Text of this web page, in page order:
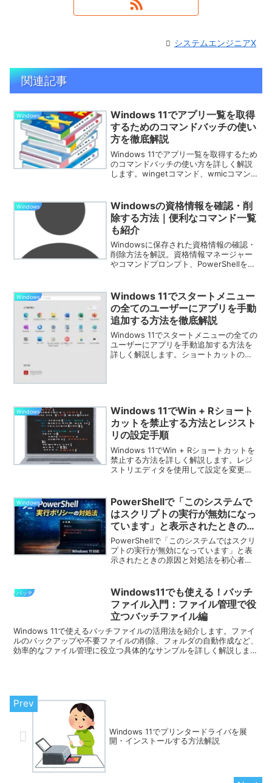
システムエンジニアX
関連記事
Windows
Windows 11でアプリ一覧を取得
するためのコマンドバッチの使い
方を徹底解説
Windows 11でアプリ一覧を取得するため
のコマンドバッチの使い方を詳しく解説
します。wingetコマンド、wmicコマン
ているアプリを確認する手順を説明しま
す。
Windows
Windowsの資格情報を確認・削
除する方法｜便利なコマンド一覧
も紹介
Windowsに保存された資格情報の確認・
削除方法を解説。資格情報マネージャー
やコマンドプロンプト、PowerShellを活
Windows
Windows 11でスタートメニュー
の全てのユーザーにアプリを手動
追加する方法を徹底解説
Windows 11でスタートメニューの全ての
ユーザーにアプリを手動追加する方法を
詳しく解説します。ショートカットの作
Windows
Windows 11でWin + Rショート
カットを禁止する方法とレジスト
リの設定手順
Windows 11でWin + Rショートカットを
禁止する方法を詳しく解説します。レジ
ストリエディタを使用して設定を変更す
す。特定の環境に応じたカスタマイズが
可能です。
Windows
PowerShellで「このシステムで
はスクリプトの実行が無効になっ
ています」と表示されたときの対
処法【Windows 11対応】
PowerShellで「このシステムではスクリ
プトの実行が無効になっています」と表
示されたときの原因と対処法を初心者向
法まで分かりやすく説明します。
バッチ
Windows11でも使える！バッチ
ファイル入門：ファイル管理で役
立つバッチファイル編
Windows 11で使えるバッチファイルの活用法を紹介します。ファイ
ルのバックアップや不要ファイルの削除、フォルダの自動作成など、
効率的なファイル管理に役立つ具体的なサンプルを詳しく解説しま
Windows 11でプリンタードライバを展
開・インストールする方法解説